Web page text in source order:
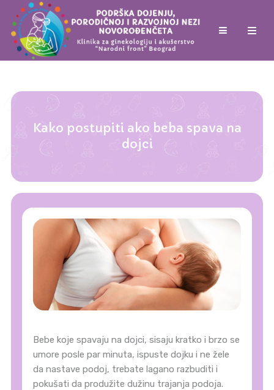
Kako postupiti ako beba spava na
dojci
Bebe koje spavaju na dojci, sisaju kratko i brzo se
umore posle par minuta, ispuste dojku i ne žele
da nastave podoj, trebate lagano razbuditi i
pokušati da produžite dužinu trajanja podoja.